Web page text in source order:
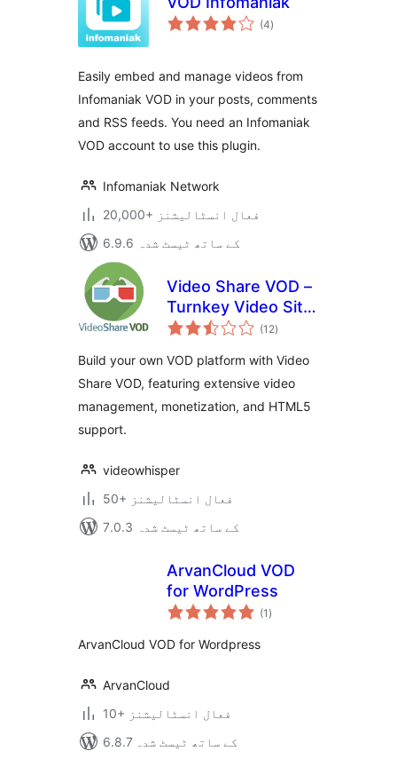
(4مجموعی
درجہ
)
Easily embed and manage videos from
Infomaniak VOD in your posts, comments
and RSS feeds. You need an Infomaniak
VOD account to use this plugin.
Infomaniak Network
20,000+ فعال انسٹالیشنز
6.9.6 کے ساتھ ٹیسٹ شدہ
Video Share VOD –
Turnkey Video Site
Builder Script(12مجموعی
درجہ
)
Build your own VOD platform with Video
Share VOD, featuring extensive video
management, monetization, and HTML5
support.
videowhisper
50+ فعال انسٹالیشنز
7.0.3 کے ساتھ ٹیسٹ شدہ
ArvanCloud VOD
for WordPress
(1 مجموعی
درجہ
)
ArvanCloud VOD for Wordpress
ArvanCloud
10+ فعال انسٹالیشنز
6.8.7 کے ساتھ ٹیسٹ شدہ